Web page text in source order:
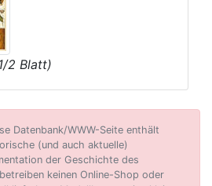
2 Blatt)
Datenbank/WWW-Seite enthält
(und auch aktuelle)
der Geschichte des
keinen Online-Shop oder